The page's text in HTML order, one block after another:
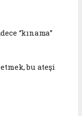
“kınama”
bu ateşi